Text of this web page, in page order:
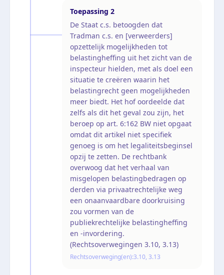
Toepassing 2
De Staat c.s. betoogden dat
Tradman c.s. en [verweerders]
opzettelijk mogelijkheden tot
belastingheffing uit het zicht van de
inspecteur hielden, met als doel een
situatie te creëren waarin het
belastingrecht geen mogelijkheden
meer biedt. Het hof oordeelde dat
zelfs als dit het geval zou zijn, het
beroep op art. 6:162 BW niet opgaat
omdat dit artikel niet specifiek
genoeg is om het legaliteitsbeginsel
opzij te zetten. De rechtbank
overwoog dat het verhaal van
misgelopen belastingbedragen op
derden via privaatrechtelijke weg
een onaanvaardbare doorkruising
zou vormen van de
publiekrechtelijke belastingheffing
en -invordering.
(Rechtsoverwegingen 3.10, 3.13)
Rechtsoverweging(en):3.10, 3.13